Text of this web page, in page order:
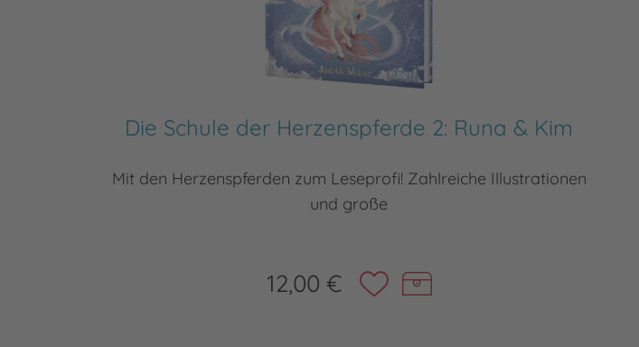
Die Schule der Herzenspferde 2: Runa & Kim
Mit den Herzenspferden zum Leseprofi! Zahlreiche Illustrationen
und große
12,00 €